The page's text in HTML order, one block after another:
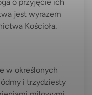
jest wyrazem
Kościoła.
w określonych
i trzydziesty